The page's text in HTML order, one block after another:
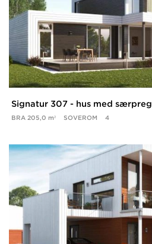
Signatur 307 - hus med særpreg
BRA 205,0 m² SOVEROM 4